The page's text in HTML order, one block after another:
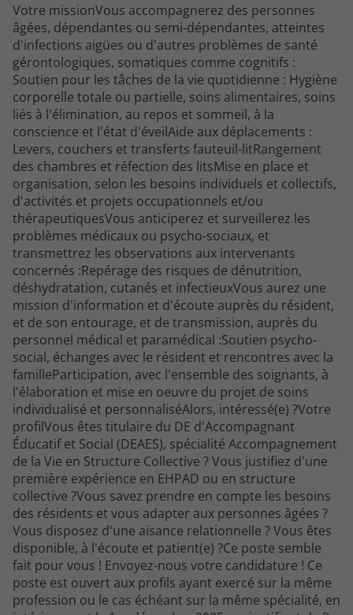
Votre missionVous accompagnerez des personnes
âgées, dépendantes ou semi-dépendantes, atteintes
d'infections aigües ou d'autres problèmes de santé
gérontologiques, somatiques comme cognitifs :
Soutien pour les tâches de la vie quotidienne : Hygiène
corporelle totale ou partielle, soins alimentaires, soins
liés à l'élimination, au repos et sommeil, à la
conscience et l'état d'éveilAide aux déplacements :
Levers, couchers et transferts fauteuil-litRangement
des chambres et réfection des litsMise en place et
organisation, selon les besoins individuels et collectifs,
d'activités et projets occupationnels et/ou
thérapeutiquesVous anticiperez et surveillerez les
problèmes médicaux ou psycho-sociaux, et
transmettrez les observations aux intervenants
concernés :Repérage des risques de dénutrition,
déshydratation, cutanés et infectieuxVous aurez une
mission d'information et d'écoute auprès du résident,
et de son entourage, et de transmission, auprès du
personnel médical et paramédical :Soutien psycho-
social, échanges avec le résident et rencontres avec la
familleParticipation, avec l'ensemble des soignants, à
l'élaboration et mise en oeuvre du projet de soins
individualisé et personnaliséAlors, intéressé(e) ?Votre
profilVous êtes titulaire du DE d'Accompagnant
Éducatif et Social (DEAES), spécialité Accompagnement
de la Vie en Structure Collective ? Vous justifiez d'une
première expérience en EHPAD ou en structure
collective ?Vous savez prendre en compte les besoins
des résidents et vous adapter aux personnes âgées ?
Vous disposez d'une aisance relationnelle ? Vous êtes
disponible, à l'écoute et patient(e) ?Ce poste semble
fait pour vous ! Envoyez-nous votre candidature ! Ce
poste est ouvert aux profils ayant exercé sur la même
profession ou le cas échéant sur la même spécialité, en